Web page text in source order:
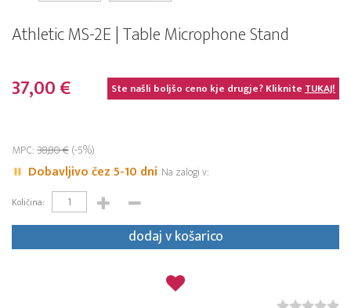
Athletic MS-2E | Table Microphone Stand
37,00 € Ste našli boljšo ceno kje drugje? KlikniteTUKAJ!
MPC:38,80 €(-5%)
Dobavljivo čez 5-10 dni Na zalogi v:
Količina:
dodaj v košarico